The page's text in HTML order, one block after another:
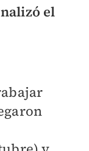
el